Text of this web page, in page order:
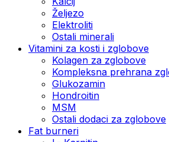
Željezo
Elektroliti
Ostali minerali
Vitamini za kosti i zglobove
Kolagen za zglobove
Kompleksna prehrana
Glukozamin
Hondroitin
MSM
Ostali dodaci za zglobove
Fat burneri